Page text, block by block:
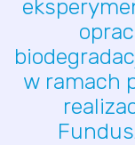
w ramach